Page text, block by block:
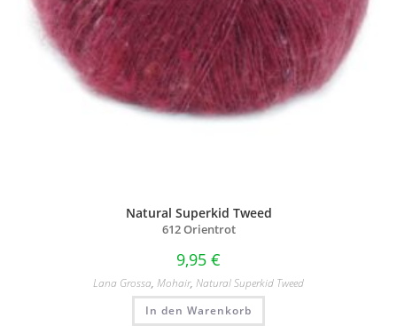
Natural Superkid Tweed
612 Orientrot
9,95 €
Lana Grossa, Mohair, Natural Superkid Tweed
In den Warenkorb